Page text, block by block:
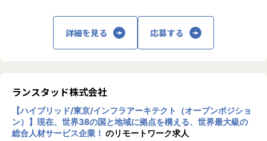
労働生産性向上の解決策として、
独自のAI技術やAIプラットフォームを活用した多種多様なサ
ービスの創出に取り組んでいます。
追い風となり、2024年度の売り上げは約98億、従業員は600
名程度に拡大しました。*
参考：「2025年3月期通期 決算説明資料」より
開発ロードマップの策定やアーキテクチャ設計を中心に担当
いただく予定です。
し、
マーケットや顧客のニーズに応える最適なアーキテクチャ設
計をリードいただきます。
（AIエージェントやアセット開発 ＝ スタートアップでマルチ
時間外労働の有無： 有（月平均10時間）
休憩時間： 60分
詳細を見る 応募する
ランスタッド株式会社
【ハイブリッド/東京/インフラアーキテクト（オープンポジショ
ン）】現在、世界38の国と地域に拠点を構える、世界最大級の
総合人材サービス企業！ のリモートワーク求人